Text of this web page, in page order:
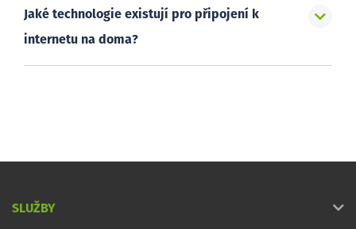
Jaké technologie existují pro připojení k
internetu na doma?
SLUŽBY